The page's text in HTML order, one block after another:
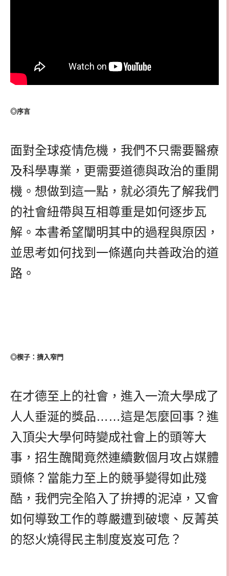
◎序言
面對全球疫情危機，我們不只需要醫療
及科學專業，更需要道德與政治的重開
機。想做到這一點，就必須先了解我們
的社會紐帶與互相尊重是如何逐步瓦
解。本書希望闡明其中的過程與原因，
並思考如何找到一條邁向共善政治的道
路。
◎楔子：擠入窄門
在才德至上的社會，進入一流大學成了
人人垂涎的獎品……這是怎麼回事？進
入頂尖大學何時變成社會上的頭等大
事，招生醜聞竟然連續數個月攻占媒體
頭條？當能力至上的競爭變得如此殘
酷，我們完全陷入了拚搏的泥淖，又會
如何導致工作的尊嚴遭到破壞、反菁英
的怒火燒得民主制度岌岌可危？